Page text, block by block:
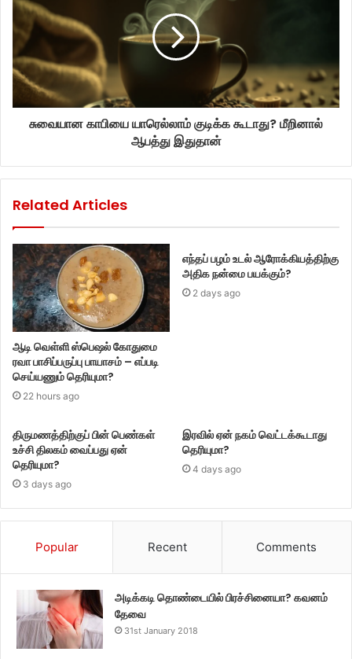
சுவையான காபியை யாரெல்லாம் குடிக்க கூடாது? மீறினால்
ஆபத்து இதுதான்
Related Articles
ஆடி வெள்ளி ஸ்பெஷல் கோதுமை
ரவா பாசிப்பருப்பு பாயாசம் – எப்படி
செய்யணும் தெரியுமா?
22 hours ago
எந்தப் பழம் உடல் ஆரோக்கியத்திற்கு
அதிக நன்மை பயக்கும்?
2 days ago
திருமணத்திற்குப் பின் பெண்கள்
உச்சி திலகம் வைப்பது ஏன்
தெரியுமா?
3 days ago
இரவில் ஏன் நகம் வெட்டக்கூடாது
தெரியுமா?
4 days ago
Popular Recent Comments
அடிக்கடி தொண்டையில் பிரச்சினையா? கவனம்
தேவை
31st January 2018